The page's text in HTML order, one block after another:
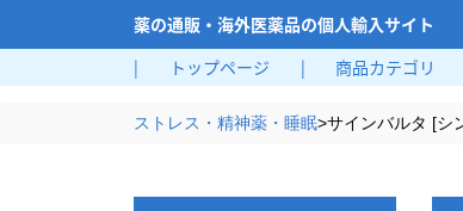
薬の通販・海外医薬品の個人輸入サイト
|
トップページ | 商品カテゴリ
ストレス・精神薬・睡眠>サインバルタ [シ